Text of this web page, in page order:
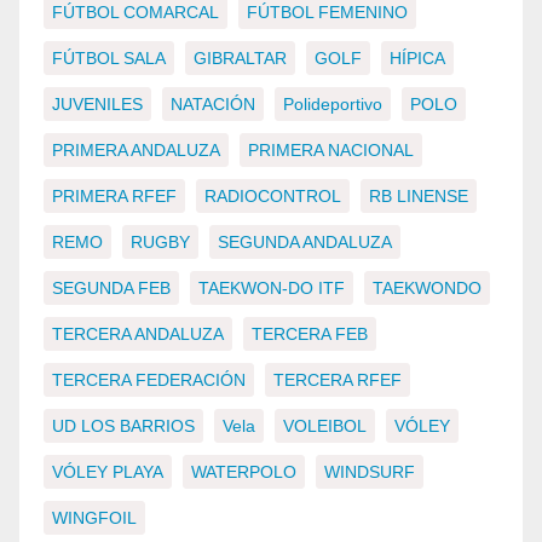
FÚTBOL COMARCAL FÚTBOL FEMENINO
FÚTBOL SALA GIBRALTAR GOLF HÍPICA
JUVENILES NATACIÓN Polideportivo POLO
PRIMERA ANDALUZA PRIMERA NACIONAL
PRIMERA RFEF RADIOCONTROL RB LINENSE
REMO RUGBY SEGUNDA ANDALUZA
SEGUNDA FEB TAEKWON-DO ITF TAEKWONDO
TERCERA ANDALUZA TERCERA FEB
TERCERA FEDERACIÓN TERCERA RFEF
UD LOS BARRIOS Vela VOLEIBOL VÓLEY
VÓLEY PLAYA WATERPOLO WINDSURF
WINGFOIL